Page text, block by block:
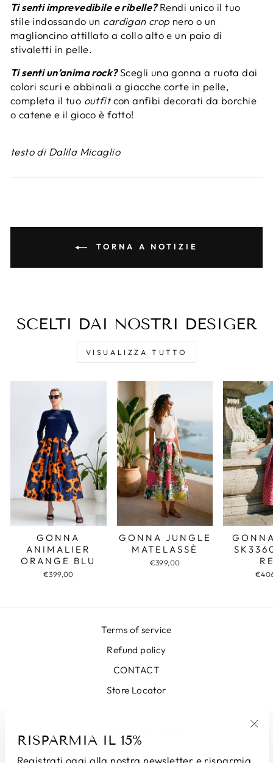
RISPARMIA IL 15%
Registrati oggi alla nostra newsletter e risparmia
Ti senti imprevedibile e ribelle?Rendi unico il tuo
stile indossando un cardigan crop nero o un
maglioncino attillato a collo alto e un paio di
stivaletti in pelle.
Ti senti un’anima rock?Scegli una gonna a ruota dai
colori scuri e abbinali a giacche corte in pelle,
completa il tuo outfitcon anfibi decorati da borchie
o catene e il gioco è fatto!
testo di Dalila Micaglio
TORNA A NOTIZIE
SCELTI DAI NOSTRI DESIGER
VISUALIZZA TUTTO
GONNA
ANIMALIER
ORANGE BLU
€399,00
GONNA JUNGLE
MATELASSÈ
€399,00
Terms of service
Refund policy
CONTACT
Store Locator